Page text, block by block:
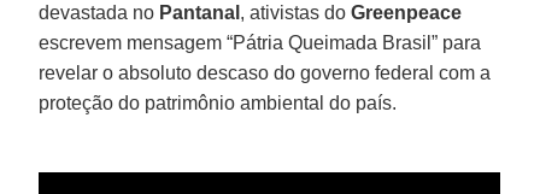
devastada no Pantanal , ativistas doGreenpeace
escrevem mensagem “Pátria Queimada Brasil” para
revelar o absoluto descaso do governo federal com a
proteção do patrimônio ambiental do país.